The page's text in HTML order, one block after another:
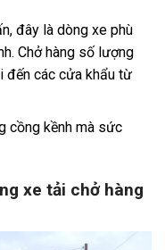
đây là dòng xe phù
Chở hàng số lượng
đến các cửa khẩu từ
cồng kềnh mà sức
xe tải chở hàng